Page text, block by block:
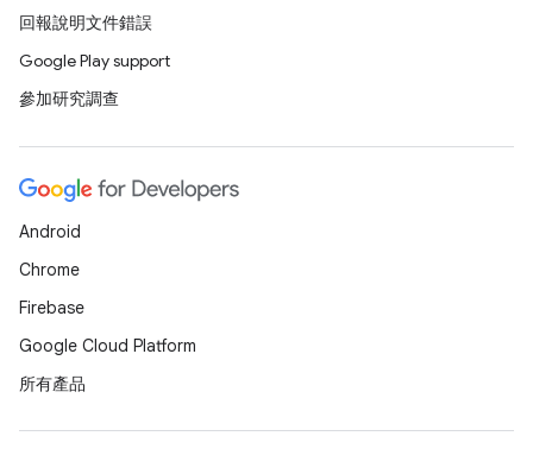
回報說明文件錯誤
Google Play support
參加研究調查
Android
Chrome
Firebase
Google Cloud Platform
所有產品